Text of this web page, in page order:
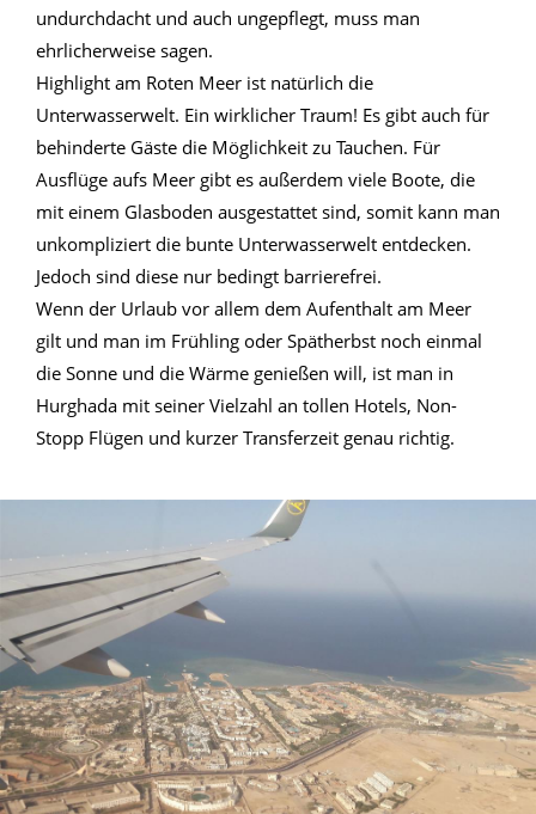
undurchdacht und auch ungepflegt, muss man
ehrlicherweise sagen.
Highlight am Roten Meer ist natürlich die
Unterwasserwelt. Ein wirklicher Traum! Es gibt auch für
behinderte Gäste die Möglichkeit zu Tauchen. Für
Ausflüge aufs Meer gibt es außerdem viele Boote, die
mit einem Glasboden ausgestattet sind, somit kann man
unkompliziert die bunte Unterwasserwelt entdecken.
Jedoch sind diese nur bedingt barrierefrei.
Wenn der Urlaub vor allem dem Aufenthalt am Meer
gilt und man im Frühling oder Spätherbst noch einmal
die Sonne und die Wärme genießen will, ist man in
Hurghada mit seiner Vielzahl an tollen Hotels, Non-
Stopp Flügen und kurzer Transferzeit genau richtig.